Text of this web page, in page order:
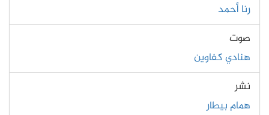
رنا أحمد
صوت
هنادي كفاوين
نشر
همام بيطار